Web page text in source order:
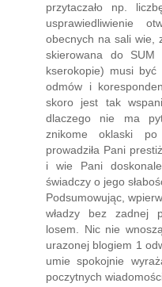
przytaczało np.
usprawiedliwienie
obecnych na sali wie,
skierowana do SUM
kserokopie) musi
odmów i
skoro jest tak
dlaczego nie ma
znikome oklaski po
prowadziła Pani
i wie Pani
świadczy o jego
Podsumowując,
władzy bez zadnej
losem. Nic nie
urazonej blogiem 1
umie spokojnie
poczytnych